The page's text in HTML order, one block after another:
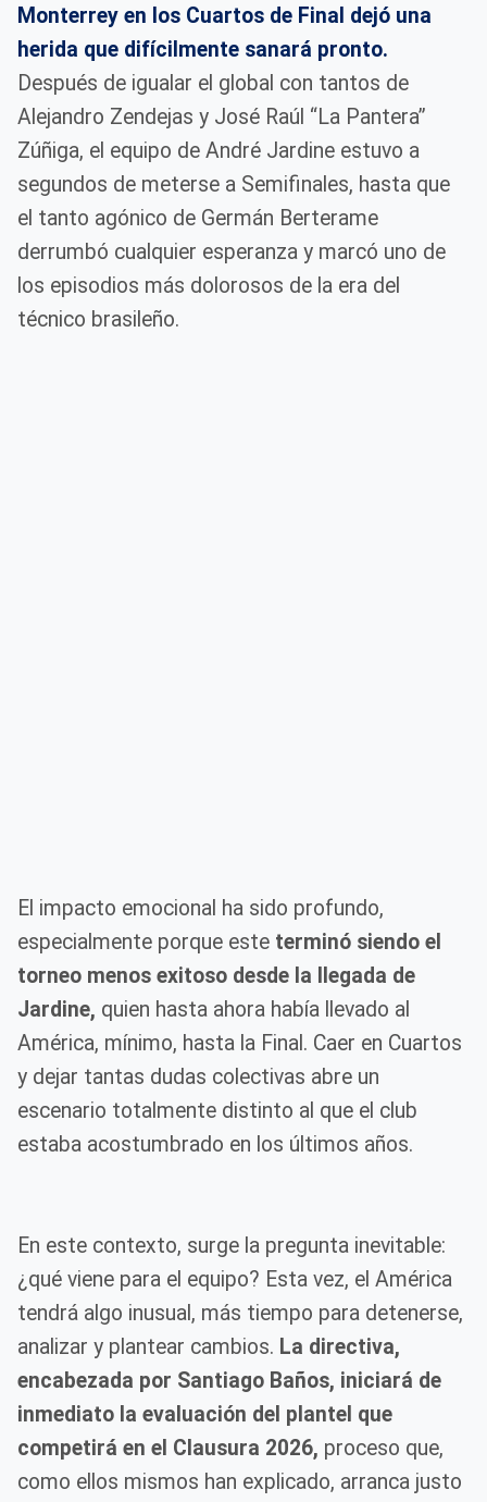
Monterrey en los Cuartos de Final dejó una
herida que difícilmente sanará pronto.
Después de igualar el global con tantos de
Alejandro Zendejas y José Raúl “La Pantera”
Zúñiga, el equipo de André Jardine estuvo a
segundos de meterse a Semifinales, hasta que
el tanto agónico de Germán Berterame
derrumbó cualquier esperanza y marcó uno de
los episodios más dolorosos de la era del
técnico brasileño.
El impacto emocional ha sido profundo,
especialmente porque este terminó siendo el
torneo menos exitoso desde la llegada de
Jardine, quien hasta ahora había llevado al
América, mínimo, hasta la Final. Caer en Cuartos
y dejar tantas dudas colectivas abre un
escenario totalmente distinto al que el club
estaba acostumbrado en los últimos años.
En este contexto, surge la pregunta inevitable:
¿qué viene para el equipo? Esta vez, el América
tendrá algo inusual, más tiempo para detenerse,
analizar y plantear cambios. La directiva,
encabezada por Santiago Baños, iniciará de
inmediato la evaluación del plantel que
competirá en el Clausura 2026, proceso que,
como ellos mismos han explicado, arranca justo